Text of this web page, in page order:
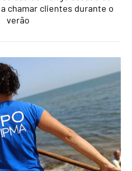
chamar clientes durante o
verão